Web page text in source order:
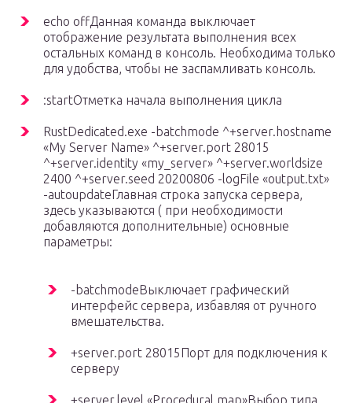
echo offДанная команда выключает
отображение результата выполнения всех
остальных команд в консоль. Необходима только
для удобства, чтобы не заспамливать консоль.
:startОтметка начала выполнения цикла
RustDedicated.exe -batchmode ^+server.hostname
«My Server Name» ^+server.port 28015
^+server.identity «my_server» ^+server.worldsize
2400 ^+server.seed 20200806 -logFile «output.txt»
-autoupdateГлавная строка запуска сервера,
здесь указываются ( при необходимости
добавляются дополнительные) основные
параметры:
-batchmodeВыключает графический
интерфейс сервера, избавляя от ручного
вмешательства.
+server.port 28015Порт для подключения к
серверу
+server.level «Procedural map»Выбор типа